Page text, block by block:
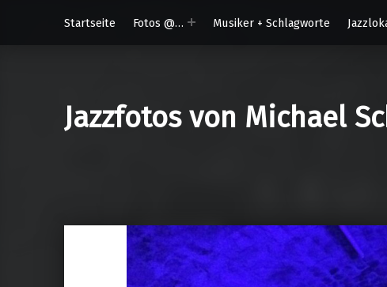
Startseite Fotos @… Musiker + Schlagworte
Jazzfotos von Michael